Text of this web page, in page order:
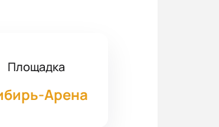
Площадка
Арена